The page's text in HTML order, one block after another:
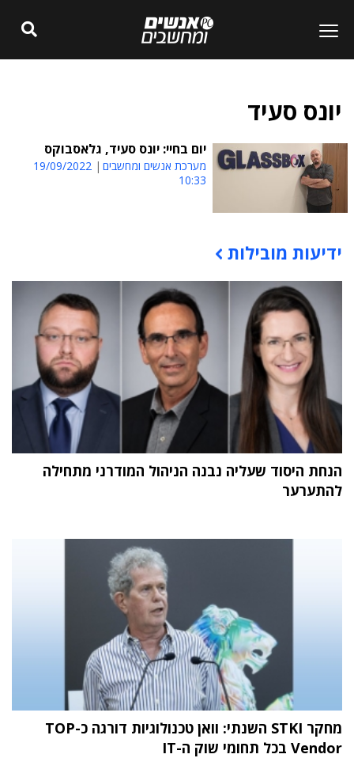
יונס סעיד
יום בחיי: יונס סעיד, גלאסבוקס
מערכת אנשים ומחשבים
19/09/2022
10:33
תוכן פרסומי
ידיעות מובילות
הנחת היסוד שעליה נבנה הניהול המודרני מתחילה
להתערער
מחקר STKI השנתי: וואן טכנולוגיות דורגה כ-TOP
Vendor בכל תחומי שוק ה-IT